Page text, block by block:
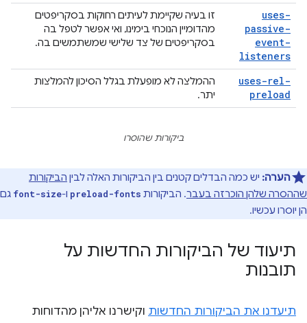
uses-
passive-
event-
listeners
זו בעיה שקיימת לעיתים רחוקות בסקריפטים
מהדומיין הנוכחי בימינו, ואי אפשר לטפל בה
בסקריפטים של צד שלישי שמשתמשים בה.
uses-rel-
preload
ההמלצה לא מופעלת בגלל הסיכון להמלצות
יתר.
ביקורות שהוסרו
הערה: יש כמה הבדלים קטנים בין הביקורות האלה לבין הביקורות
שההסרה שלהן הוכרזה בעבר. הביקורות preload-fonts ו-font-size גם
הן יוסרו עכשיו.
תיעוד של הביקורות החדשות על
תובנות
תיעדנו את הביקורות החדשות וקישרנו אליהן מהדוחות